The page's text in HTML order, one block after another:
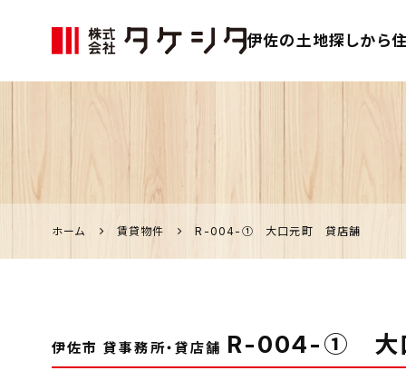
伊佐市の家づく
り、不動産のこ
となら「タケシ
タ」
伊佐の土地探しから住
ホーム 賃貸物件 R-004-① 大口元町 貸店舗
伊佐市 貸事務所・貸店舗 R-004-① 大